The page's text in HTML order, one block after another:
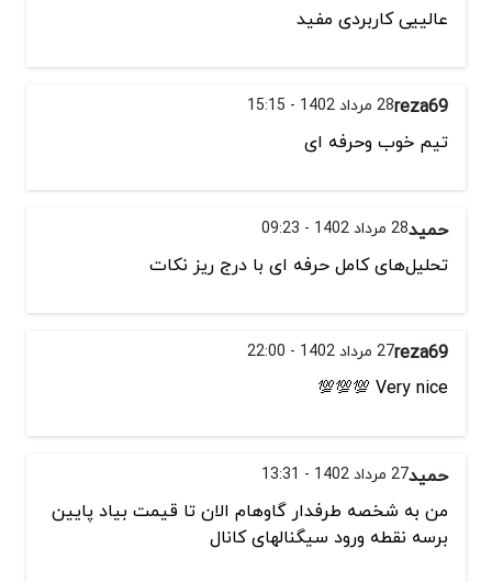
عالییی کاربردی مفید
reza6928 مرداد 1402 - 15:15
تیم خوب وحرفه ای
حمید28 مرداد 1402 - 09:23
تحلیل‌های کامل حرفه ای با درج ریز نکات
reza6927 مرداد 1402 - 22:00
Very nice 💯💯💯
حمید27 مرداد 1402 - 13:31
من به شخصه طرفدار گاوهام الان تا قیمت بیاد پایین
برسه نقطه ورود سیگنالهای کانال